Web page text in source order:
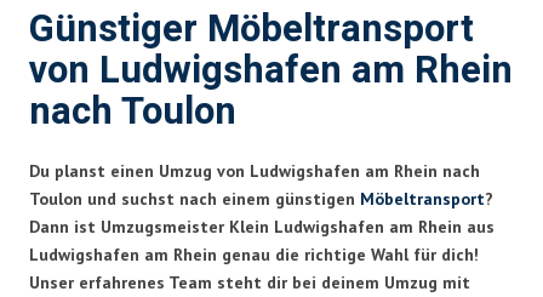
Günstiger Möbeltransport
von Ludwigshafen am Rhein
nach Toulon
Du planst einen Umzug von Ludwigshafen am Rhein nach
Toulon und suchst nach einem günstigen Möbeltransport?
Dann ist Umzugsmeister Klein Ludwigshafen am Rhein aus
Ludwigshafen am Rhein genau die richtige Wahl für dich!
Unser erfahrenes Team steht dir bei deinem Umzug mit